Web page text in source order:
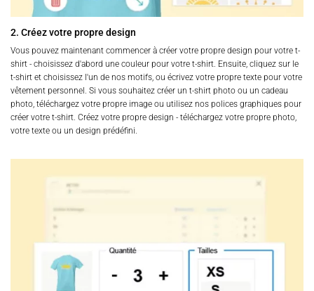
2. Créez votre propre design
Vous pouvez maintenant commencer à créer votre propre design pour votre t-
shirt - choisissez d'abord une couleur pour votre t-shirt. Ensuite, cliquez sur le
t-shirt et choisissez l'un de nos motifs, ou écrivez votre propre texte pour votre
vêtement personnel. Si vous souhaitez créer un t-shirt photo ou un cadeau
photo, téléchargez votre propre image ou utilisez nos polices graphiques pour
créer votre t-shirt. Créez votre propre design - téléchargez votre propre photo,
votre texte ou un design prédéfini.